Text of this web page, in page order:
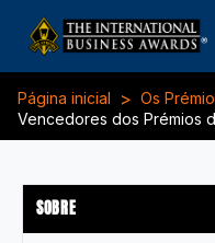
Página inicial > Os
Vencedores dos Prémios
SOBRE